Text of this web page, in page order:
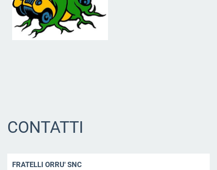
CONTATTI
FRATELLI ORRU' SNC